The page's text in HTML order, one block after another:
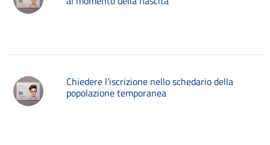
Chiedere l'iscrizione nello schedario della
popolazione temporanea